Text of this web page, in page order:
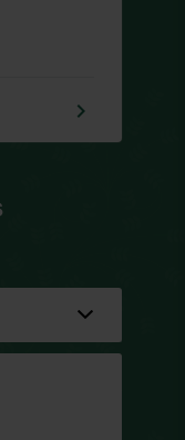
keyboard_arrow_right